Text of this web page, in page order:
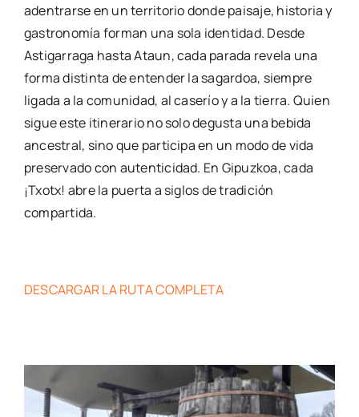
adentrarse en un territorio donde paisaje, historia y
gastronomía forman una sola identidad. Desde
Astigarraga hasta Ataun, cada parada revela una
forma distinta de entender la sagardoa, siempre
ligada a la comunidad, al caserío y a la tierra. Quien
sigue este itinerario no solo degusta una bebida
ancestral, sino que participa en un modo de vida
preservado con autenticidad. En Gipuzkoa, cada
¡Txotx! abre la puerta a siglos de tradición
compartida.
DESCARGAR LA RUTA COMPLETA